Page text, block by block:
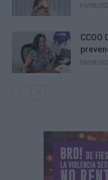
06/08/
06/08/